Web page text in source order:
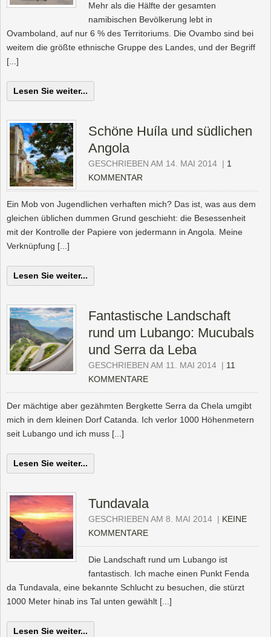
Mehr als die Hälfte der gesamten
namibischen Bevölkerung lebt in
Ovamboland, auf nur 6 % des Territoriums. Die Ovambo sind bei
weitem die größte ethnische Gruppe des Landes, und der Begriff
[...]
Lesen Sie weiter...
Schöne Huíla und südlichen
Angola
GESCHRIEBEN AM 14. MAI 2014 | 1
KOMMENTAR
Ein Mob von Jugendlichen verhaften mich? Das ist, was aus dem
gleichen üblichen dummen Grund geschieht: die Besessenheit
mit der Kontrolle der Papiere von jedermann in Angola. Meine
Verknüpfung [...]
Lesen Sie weiter...
Fantastische Landschaft
rund um Lubango: Mucubals
und Serra da Leba
GESCHRIEBEN AM 11. MAI 2014 | 11
KOMMENTARE
Der mächtige aber gezähmten Bergkette Serra da Chela umgibt
mich in dem kleinen Dorf Catanda. Ich verlor 1000 Höhenmetern
seit Lubango und ich muss [...]
Lesen Sie weiter...
Tundavala
GESCHRIEBEN AM 8. MAI 2014 | KEINE
KOMMENTARE
Die Landschaft rund um Lubango ist
fantastisch. Ich mache einen Punkt Fenda
da Tundavala, eine bekannte Schlucht zu besuchen, die stürzt
1000 Meter hinab ins Tal unten gewählt [...]
Lesen Sie weiter...